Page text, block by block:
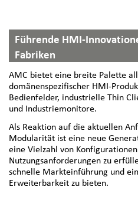
Führende HMI-
Fabriken
AMC bietet eine breite Palette
domänenspezifischer HMI-
Bedienfelder, industrielle Thin
und Industriemonitore.
Als Reaktion auf die aktuellen
Modularität ist eine neue
eine Vielzahl von
Nutzungsanforderungen zu
schnelle Markteinführung und
Erweiterbarkeit zu bieten.